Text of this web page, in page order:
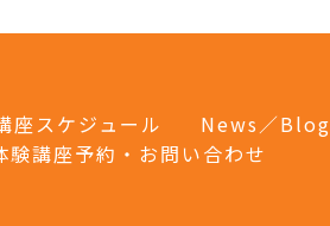
座スケジュール
News／Blog
験講座予約・お問い合わせ